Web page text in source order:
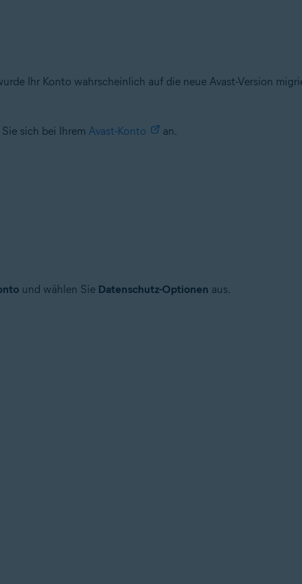
Ihr Konto wahrscheinlich auf die neue Avast-Version
sich bei Ihrem Avast-Konto an.
und wählen Sie Datenschutz-Optionen aus.